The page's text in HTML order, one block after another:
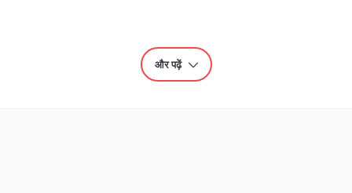
और पढ़ें